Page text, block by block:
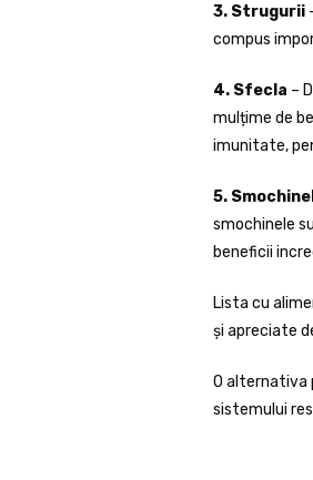
3. Strugurii
compus
4. Sfecla –
mulțime de
imunitate,
5.
smochinele
beneficii
Lista cu
și apreciate
O alternativa
sistemului